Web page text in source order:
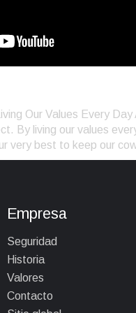
Our Values Every
By living our values
very best to keep our
Empresa
Seguridad
Historia
Valores
Contacto